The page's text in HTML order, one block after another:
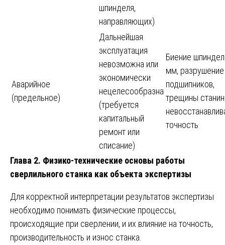
шпинделя,
направляющих)
Аварийное
(предельное)
Дальнейшая
эксплуатация
невозможна или
экономически
нецелесообразна
(требуется
капитальный
ремонт или
списание)
Биение
мм, разрушение
подшипников,
трещины
точность
Глава 2. Физико-технические основы работы
сверлильного станка как объекта экспертизы
Для корректной интерпретации результатов экспертизы
необходимо понимать физические процессы,
происходящие при сверлении, и их влияние на точность,
производительность и износ станка.